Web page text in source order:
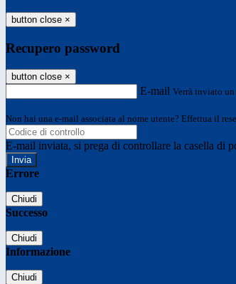
button close ×
Recupero password
button close ×
E-mail Verrà inviato
Non hai una e-mail associata al nome utente? Effettua il
E-mail inviata, si prega di controllare la casella di
Errore
Chiudi
Successo
Chiudi
Informazione
Chiudi